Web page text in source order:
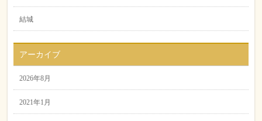
結城
アーカイブ
2026年8月
2021年1月